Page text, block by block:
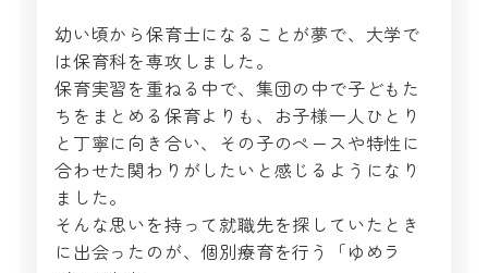
幼い頃から保育士になることが夢で、大学で
は保育科を専攻しました。
保育実習を重ねる中で、集団の中で子どもた
ちをまとめる保育よりも、お子様一人ひとり
と丁寧に向き合い、その子のペースや特性に
合わせた関わりがしたいと感じるようになり
ました。
そんな思いを持って就職先を探していたとき
に出会ったのが、個別療育を行う「ゆめラ